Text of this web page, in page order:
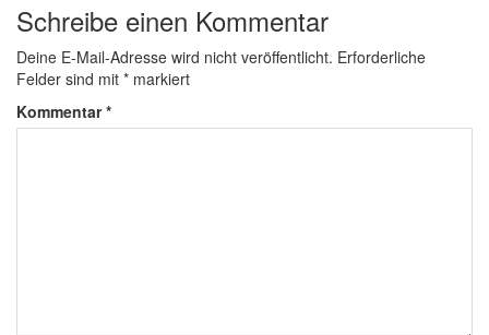
Schreibe einen Kommentar
Deine E-Mail-Adresse wird nicht veröffentlicht. Erforderliche
Felder sind mit * markiert
Kommentar*